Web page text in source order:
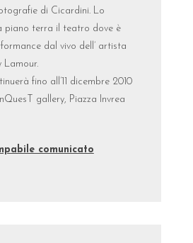
di Cicardini. Lo
piano terra il teatro dove è
dal vivo dell’ artista
Lamour.
fino all’11 dicembre 2010
gallery, Piazza Invrea
comunicato